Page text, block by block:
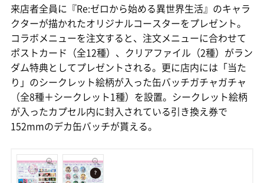
来店者全員に『Re:ゼロから始める異世界生活』のキャラ
クターが描かれたオリジナルコースターをプレゼント。
コラボメニューを注文すると、注文メニューに合わせて
ポストカード（全12種）、クリアファイル（2種）がラン
ダム特典としてプレゼントされる。更に店内には「当た
り」のシークレット絵柄が入った缶バッチガチャガチャ
（全8種＋シークレット1種）を設置。シークレット絵柄
が入ったカプセル内に封入されている引き換え券で
152mmのデカ缶バッチが貰える。